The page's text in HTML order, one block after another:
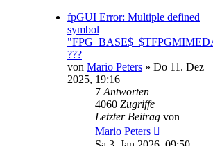
fpGUI Error: Multiple defined
symbol
???
von Mario Peters » Do 11. Dez
2025, 19:16
7 Antworten
4060 Zugriffe
Letzter Beitrag von
Mario Peters